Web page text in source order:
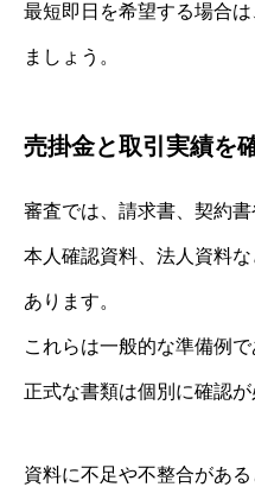
最短即日を希望する場合
ましょう。
売掛金と取引実績を
審査では、請求書、契約
本人確認資料、法人資料
あります。
これらは一般的な準備例
正式な書類は個別に確認が
資料に不足や不整合があ